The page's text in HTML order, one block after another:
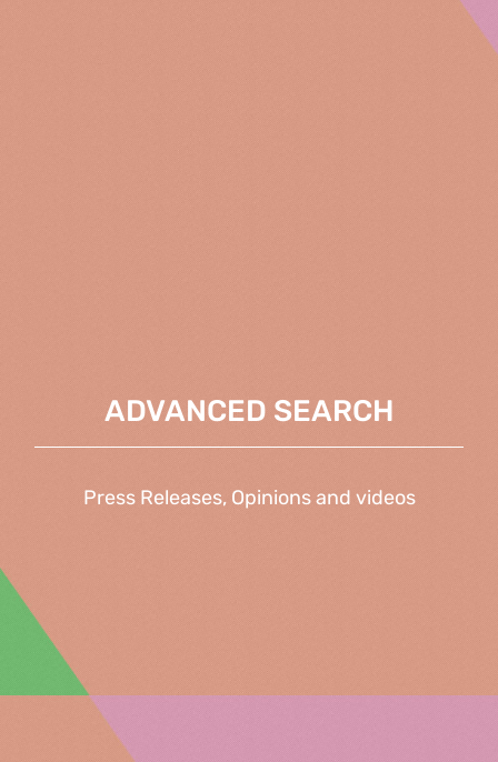
ADVANCED SEARCH
Press Releases, Opinions and videos